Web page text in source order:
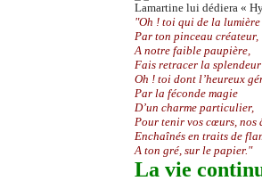
Lamartine lui dédiera «
"Oh ! toi qui de la lumière
Par ton pinceau créateur,
A notre faible paupière,
Fais retracer la
Oh ! toi dont l’heureux
Par la féconde magie
D’un charme particulier,
Pour tenir vos cœurs, nos
Enchaînés en traits de
A ton gré, sur le papier."
La vie